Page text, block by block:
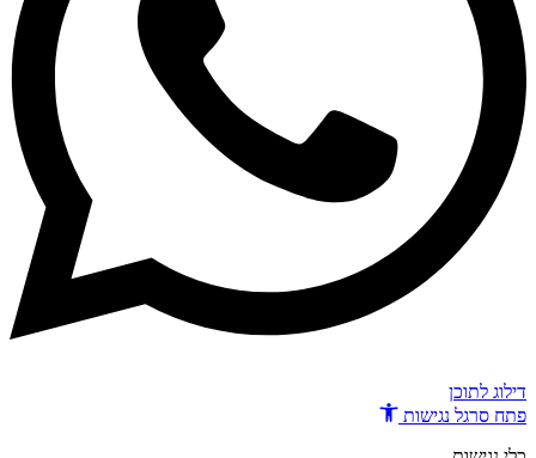
דילוג לתוכן
פתח סרגל נגישות